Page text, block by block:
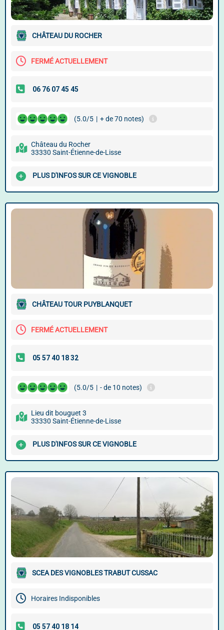
CHÂTEAU DU ROCHER
FERMÉ ACTUELLEMENT
(5.0/5 | + de 70 notes)
Château du Rocher
33330 Saint-Étienne-de-Lisse
PLUS D'INFOS SUR CE VIGNOBLE
CHÂTEAU TOUR PUYBLANQUET
FERMÉ ACTUELLEMENT
(5.0/5 | - de 10 notes)
Lieu dit bouguet 3
33330 Saint-Étienne-de-Lisse
PLUS D'INFOS SUR CE VIGNOBLE
SCEA DES VIGNOBLES TRABUT CUSSAC
Horaires Indisponibles